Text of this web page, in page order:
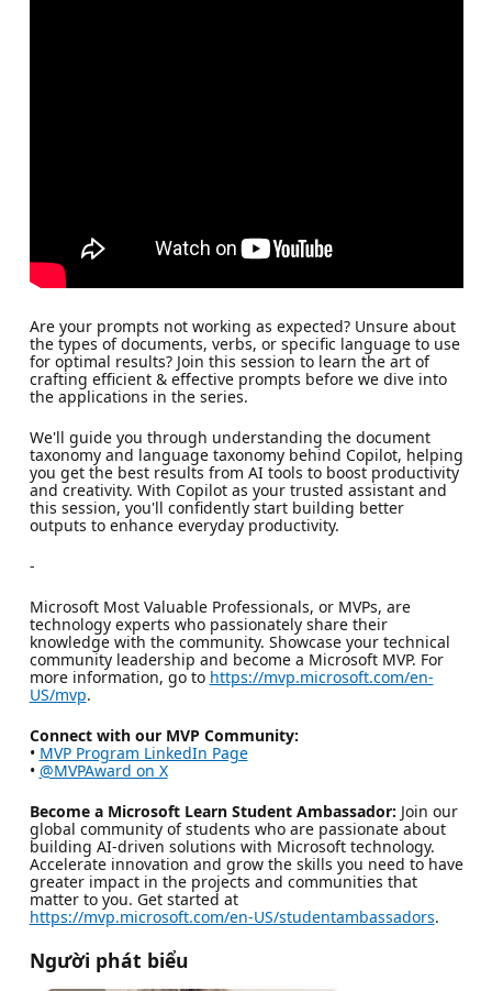
Are your prompts not working as expected? Unsure about
the types of documents, verbs, or specific language to use
for optimal results? Join this session to learn the art of
crafting efficient & effective prompts before we dive into
the applications in the series.
We'll guide you through understanding the document
taxonomy and language taxonomy behind Copilot, helping
you get the best results from AI tools to boost productivity
and creativity. With Copilot as your trusted assistant and
this session, you'll confidently start building better
outputs to enhance everyday productivity.
-
Microsoft Most Valuable Professionals, or MVPs, are
technology experts who passionately share their
knowledge with the community. Showcase your technical
community leadership and become a Microsoft MVP. For
more information, go to https://mvp.microsoft.com/en-
US/mvp.
Connect with our MVP Community:
• MVP Program LinkedIn Page
• @MVPAward on X
Become a Microsoft Learn Student Ambassador: Join our
global community of students who are passionate about
building AI-driven solutions with Microsoft technology.
Accelerate innovation and grow the skills you need to have
greater impact in the projects and communities that
matter to you. Get started at
https://mvp.microsoft.com/en-US/studentambassadors.
Người phát biểu